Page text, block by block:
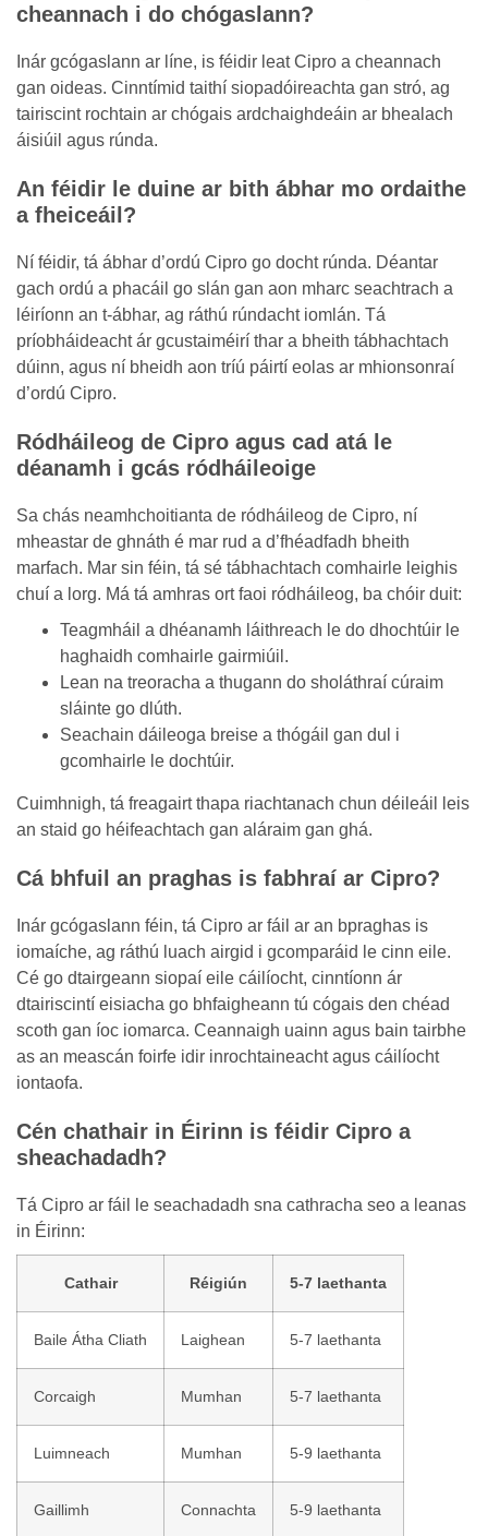
cheannach i do chógaslann?
Inár gcógaslann ar líne, is féidir leat Cipro a cheannach
gan oideas. Cinntímid taithí siopadóireachta gan stró, ag
tairiscint rochtain ar chógais ardchaighdeáin ar bhealach
áisiúil agus rúnda.
An féidir le duine ar bith ábhar mo ordaithe
a fheiceáil?
Ní féidir, tá ábhar d’ordú Cipro go docht rúnda. Déantar
gach ordú a phacáil go slán gan aon mharc seachtrach a
léiríonn an t-ábhar, ag ráthú rúndacht iomlán. Tá
príobháideacht ár gcustaiméirí thar a bheith tábhachtach
dúinn, agus ní bheidh aon tríú páirtí eolas ar mhionsonraí
d’ordú Cipro.
Ródháileog de Cipro agus cad atá le
déanamh i gcás ródháileoige
Sa chás neamhchoitianta de ródháileog de Cipro, ní
mheastar de ghnáth é mar rud a d’fhéadfadh bheith
marfach. Mar sin féin, tá sé tábhachtach comhairle leighis
chuí a lorg. Má tá amhras ort faoi ródháileog, ba chóir duit:
Teagmháil a dhéanamh láithreach le do dhochtúir le
haghaidh comhairle gairmiúil.
Lean na treoracha a thugann do sholáthraí cúraim
sláinte go dlúth.
Seachain dáileoga breise a thógáil gan dul i
gcomhairle le dochtúir.
Cuimhnigh, tá freagairt thapa riachtanach chun déileáil leis
an staid go héifeachtach gan aláraim gan ghá.
Cá bhfuil an praghas is fabhraí ar Cipro?
Inár gcógaslann féin, tá Cipro ar fáil ar an bpraghas is
iomaíche, ag ráthú luach airgid i gcomparáid le cinn eile.
Cé go dtairgeann siopaí eile cáilíocht, cinntíonn ár
dtairiscintí eisiacha go bhfaigheann tú cógais den chéad
scoth gan íoc iomarca. Ceannaigh uainn agus bain tairbhe
as an meascán foirfe idir inrochtaineacht agus cáilíocht
iontaofa.
Cén chathair in Éirinn is féidir Cipro a
sheachadadh?
Tá Cipro ar fáil le seachadadh sna cathracha seo a leanas
in Éirinn:
Cathair Réigiún 5-7 laethanta
Baile Átha Cliath Laighean 5-7 laethanta
Corcaigh Mumhan 5-7 laethanta
Luimneach Mumhan 5-9 laethanta
Gaillimh Connachta 5-9 laethanta